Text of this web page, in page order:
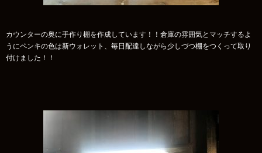
カウンターの奥に手作り棚を作成しています！！倉庫の雰囲気とマッチするよ
うにペンキの色は新ウォレット、毎日配達しながら少しづつ棚をつくって取り
付けました！！